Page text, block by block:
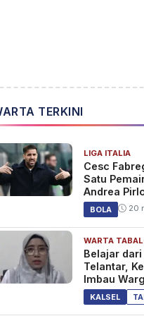
TERKINI
LIGA ITALIA
Cesc
Satu
Andrea
BOLA 20
WARTA
Belajar
Telantar,
Imbau
Umrah
KALSEL